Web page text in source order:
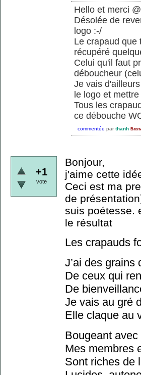
Hello et merci
Désolée de
logo :-/
Le crapaud que
récupéré
Celui qu'il faut
déboucheur
Je vais
le logo et
Tous les
ce débouche
commentée par thanh
+1
vote
Bonjour,
j'aime cette
Ceci est ma
de
suis poétesse.
le résultat
Les crapauds
J’ai des grains
De ceux qui
De
Je vais au gré
Elle claque au
Bougeant
Mes membres
Sont riches de